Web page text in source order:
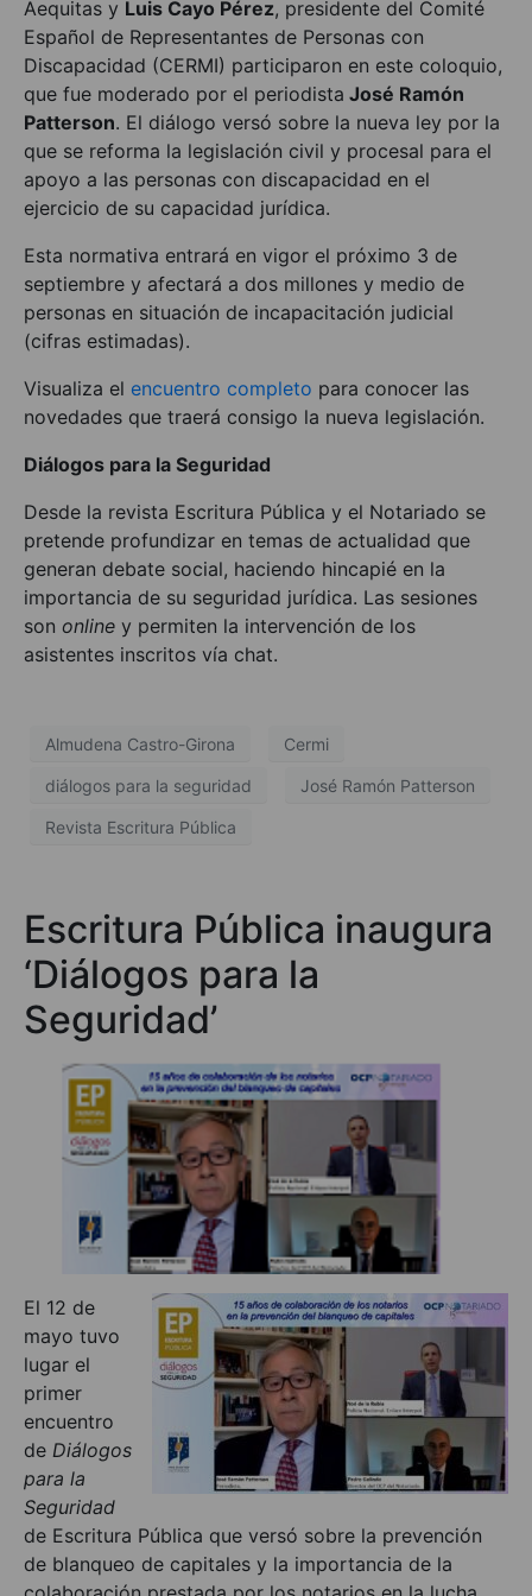
Aequitas y Luis Cayo Pérez, presidente del Comité
Español de Representantes de Personas con
Discapacidad (CERMI) participaron en este coloquio,
que fue moderado por el periodista José Ramón
Patterson. El diálogo versó sobre la nueva ley por la
que se reforma la legislación civil y procesal para el
apoyo a las personas con discapacidad en el
ejercicio de su capacidad jurídica.
Esta normativa entrará en vigor el próximo 3 de
septiembre y afectará a dos millones y medio de
personas en situación de incapacitación judicial
(cifras estimadas).
Visualiza el encuentro completo para conocer las
novedades que traerá consigo la nueva legislación.
Diálogos para la Seguridad
Desde la revista Escritura Pública y el Notariado se
pretende profundizar en temas de actualidad que
generan debate social, haciendo hincapié en la
importancia de su seguridad jurídica. Las sesiones
son online y permiten la intervención de los
asistentes inscritos vía chat.
Almudena Castro-Girona Cermi
diálogos para la seguridad José Ramón Patterson
Revista Escritura Pública
Escritura Pública inaugura
‘Diálogos para la
Seguridad’
El 12 de
mayo tuvo
lugar el
primer
encuentro
de Diálogos
para la
Seguridad
de Escritura Pública que versó sobre la prevención
de blanqueo de capitales y la importancia de la